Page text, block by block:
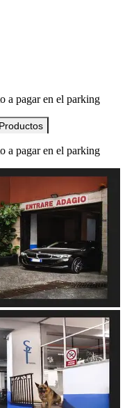
a pagar en el parking
Productos
a pagar en el parking